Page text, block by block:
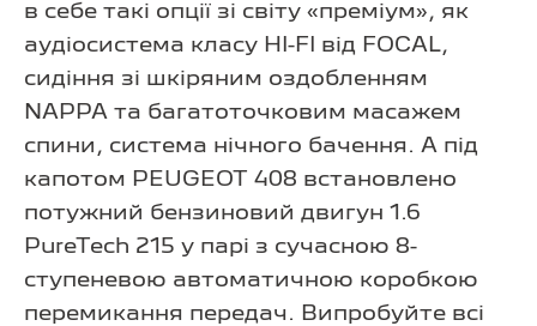
в себе такі опції зі світу «преміум», як
аудіосистема класу HI-FI від FOCAL,
сидіння зі шкіряним оздобленням
NAPPA та багатоточковим масажем
спини, система нічного бачення. А під
капотом PEUGEOT 408 встановлено
потужний бензиновий двигун 1.6
PureTech 215 у парі з сучасною 8-
ступеневою автоматичною коробкою
перемикання передач. Випробуйте всі